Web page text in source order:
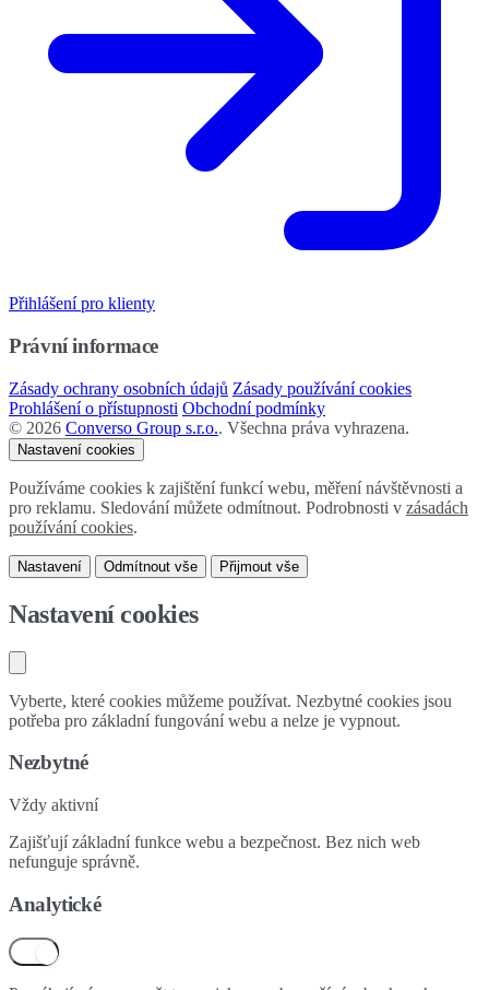
Přihlášení pro klienty
Právní informace
Zásady ochrany osobních údajů Zásady používání cookies
Prohlášení o přístupnosti Obchodní podmínky
© 2026 Converso Group s.r.o.. Všechna práva vyhrazena.
Nastavení cookies
Používáme cookies k zajištění funkcí webu, měření návštěvnosti a
pro reklamu. Sledování můžete odmítnout. Podrobnosti v zásadách
používání cookies.
Nastavení Odmítnout vše Přijmout vše
Nastavení cookies
Vyberte, které cookies můžeme používat. Nezbytné cookies jsou
potřeba pro základní fungování webu a nelze je vypnout.
Nezbytné
Vždy aktivní
Zajišťují základní funkce webu a bezpečnost. Bez nich web
nefunguje správně.
Analytické